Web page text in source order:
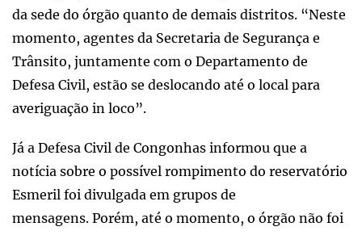
da sede do órgão quanto de demais distritos. “Neste
momento, agentes da Secretaria de Segurança e
Trânsito, juntamente com o Departamento de
Defesa Civil, estão se deslocando até o local para
averiguação in loco”.
Já a Defesa Civil de Congonhas informou que a
notícia sobre o possível rompimento do reservatório
Esmeril foi divulgada em grupos de
mensagens. Porém, até o momento, o órgão não foi